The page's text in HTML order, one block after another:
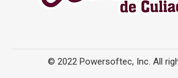
© 2022 Powersoftec, Inc. All